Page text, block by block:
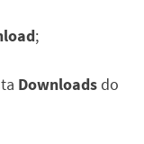
;
Downloadsdo